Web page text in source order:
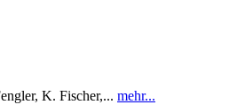
K. Fischer,... mehr...